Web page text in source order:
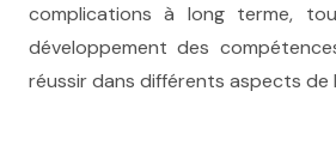
complications à long terme,
développement des
réussir dans différents aspects de